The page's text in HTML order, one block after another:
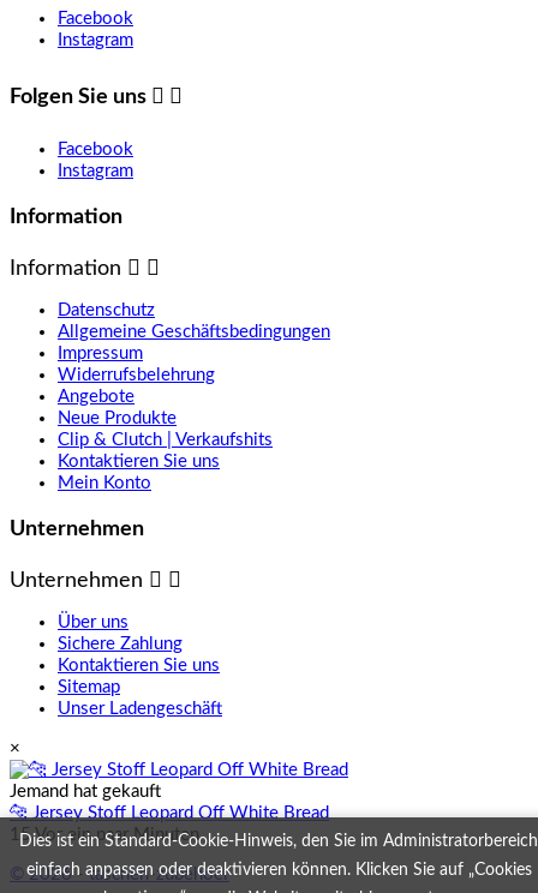
Facebook
Instagram
Folgen Sie uns
Facebook
Instagram
Information
Information
Datenschutz
Allgemeine Geschäftsbedingungen
Impressum
Widerrufsbelehrung
Angebote
Neue Produkte
Clip & Clutch | Verkaufshits
Kontaktieren Sie uns
Mein Konto
Unternehmen
Unternehmen
Über uns
Sichere Zahlung
Kontaktieren Sie uns
Sitemap
Unser Ladengeschäft
×
Jemand hat gekauft
🐆 Jersey Stoff Leopard Off White Bread
15 Vor ein paar Minuten
Dies ist ein Standard-Cookie-Hinweis, den Sie im Administratorbereich
einfach anpassen oder deaktivieren können. Klicken Sie auf „Cookies
© 2026 - taschen-zubehoer